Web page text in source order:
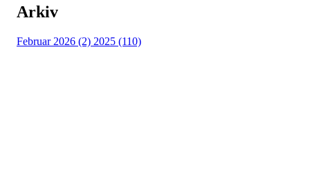
Arkiv
Februar 2026 (2) 2025 (110)